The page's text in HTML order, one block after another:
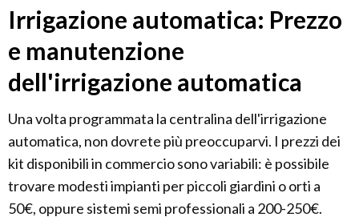
Irrigazione automatica: Prezzo
e manutenzione
dell'irrigazione automatica
Una volta programmata la centralina dell'irrigazione
automatica, non dovrete più preoccuparvi. I prezzi dei
kit disponibili in commercio sono variabili: è possibile
trovare modesti impianti per piccoli giardini o orti a
50€, oppure sistemi semi professionali a 200-250€.